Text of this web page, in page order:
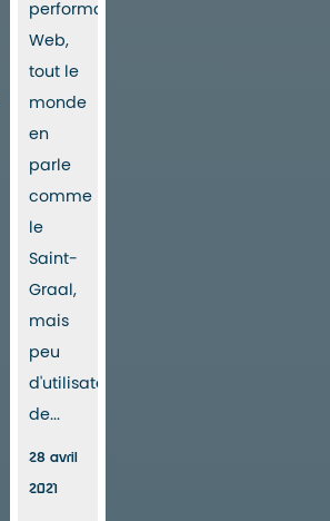
performance
Web,
tout le
monde
en
parle
comme
le
Saint-
Graal,
mais
peu
d'utilisateurs
de...
28 avril
2021